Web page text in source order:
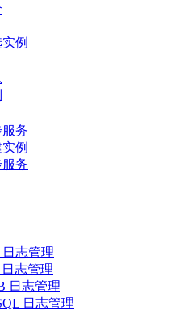
例
务
例
务
志管理
日志管理
日志管理
日志管理